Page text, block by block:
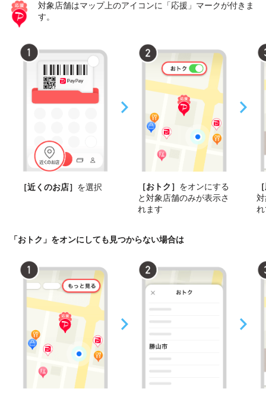
対象店舗はマップ上のアイコンに「応援」マークが付きま
す。
［近くのお店］ を選択 ［おトク］ をオンにする
と対象店舗のみが表示さ
れます
「おトク」をオンにしても見つからない場合は